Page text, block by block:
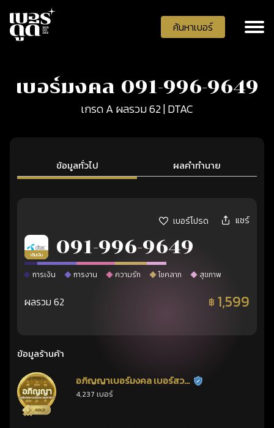
ค้นหาเบอร์
เบอร์มงคล 091-996-9649
เกรด A ผลรวม 62 | DTAC
ข้อมูลทั่วไป ผลคำทำนาย
เบอร์โปรด แชร์
เติมเงิน 091-996-9649
การเงิน การงาน ความรัก โชคลาภ สุขภาพ
ผลรวม 62 ฿ 1,599
ข้อมูลร้านค้า
อภิญญาเบอร์มงคล เบอร์สวย
เลขศาสตร์
ร้านยืนยันแล้ว
4,237 เบอร์